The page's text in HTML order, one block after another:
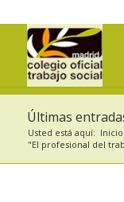
Últimas
Usted está aquí: Inicio
"El profesional del